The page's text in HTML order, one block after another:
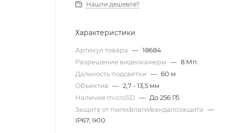
Нашли дешевле?
Характеристики
Артикул товара — 18684
Разрешение видеокамеры — 8 Мп
Дальность подсветки — 60 м
Объектив — 2,7 - 13,5 мм
Наличие microSD — До 256 Гб
Защита от пыли/влаги/вандалозащита —
IP67, IK10